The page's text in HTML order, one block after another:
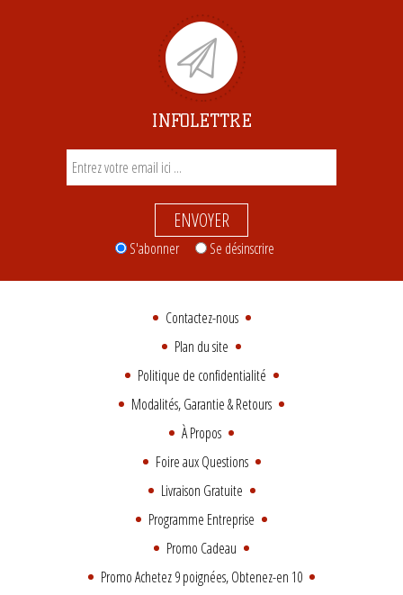
INFOLETTRE
ENVOYER
S'abonner Se désinscrire
Contactez-nous
Plan du site
Politique de confidentialité
Modalités, Garantie & Retours
À Propos
Foire aux Questions
Livraison Gratuite
Programme Entreprise
Promo Cadeau
Promo Achetez 9 poignées, Obtenez-en 10